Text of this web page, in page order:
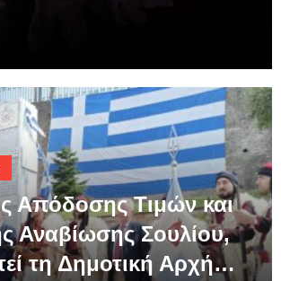
Απόδοσης Τιμών και
Αναβίωσης Σουλίου,
τη Δημοτική Αρχή…